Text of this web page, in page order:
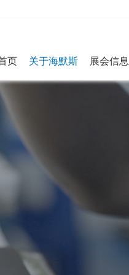
页 关于海默斯 展会信息